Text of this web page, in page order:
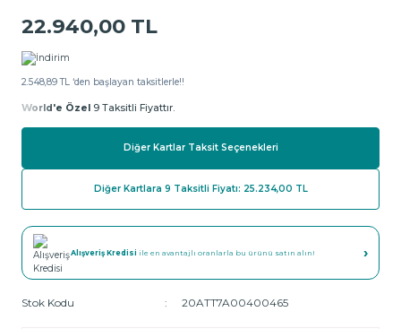
22.940,00 TL
2.548,89 TL ‘den başlayan taksitlerle!!
World'e Özel 9 Taksitli Fiyattır.
Diğer Kartlar Taksit Seçenekleri
Diğer Kartlara 9 Taksitli Fiyatı: 25.234,00 TL
Alışveriş Kredisi ile en avantajlı oranlarla bu ürünü satın alın! ›
Stok Kodu 20ATT7A00400465